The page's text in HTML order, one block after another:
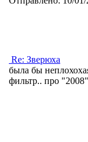
Re: Зверюха
была бы
фильтр.. про